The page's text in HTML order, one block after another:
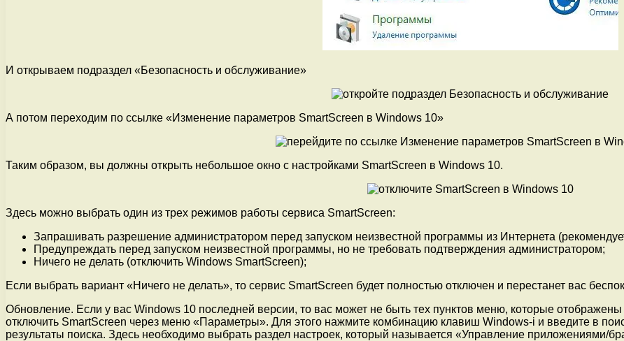
И открываем подраздел «Безопасность и обслуживание»
А потом переходим по ссылке «Изменение параметров SmartScreen в Windows 10»
Таким образом, вы должны открыть небольшое окно с настройками SmartScreen в Windows 10.
Здесь можно выбрать один из трех режимов работы сервиса SmartScreen:
Запрашивать разрешение администратором перед запуском неизвестной программы из Интернета
Предупреждать перед запуском неизвестной программы, но не требовать подтверждения администратором;
Ничего не делать (отключить Windows SmartScreen);
Если выбрать вариант «Ничего не делать», то сервис SmartScreen будет полностью отключен и перестанет вас
Обновление. Если у вас Windows 10 последней версии, то вас может не быть тех пунктов меню, которые
отключить SmartScreen через меню «Параметры». Для этого нажмите комбинацию клавиш Windows-i и введите в
результаты поиска. Здесь необходимо выбрать раздел настроек, который называется «Управление приложениями/